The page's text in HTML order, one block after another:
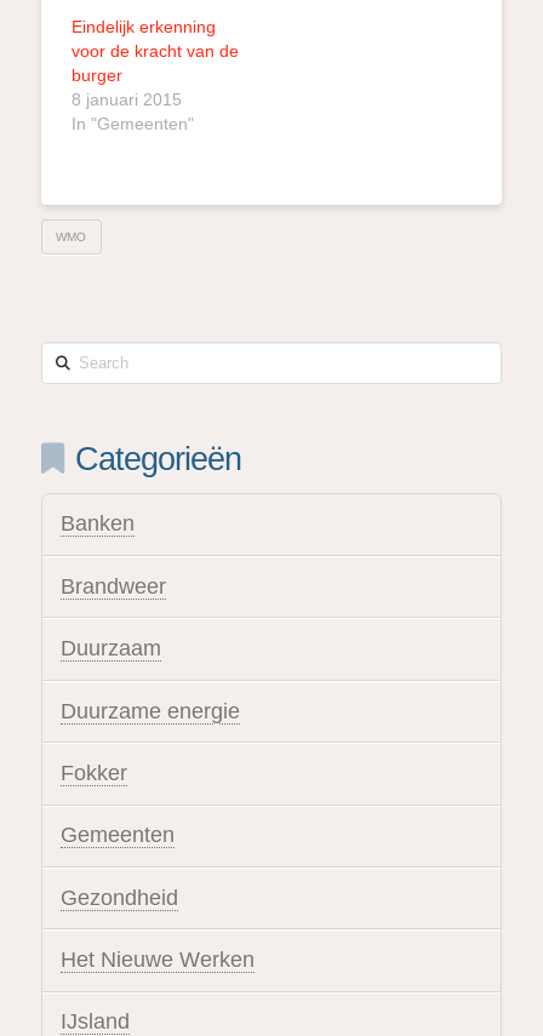
Eindelijk erkenning
voor de kracht van de
burger
8 januari 2015
In "Gemeenten"
WMO
Search
Categorieën
Banken
Brandweer
Duurzaam
Duurzame energie
Fokker
Gemeenten
Gezondheid
Het Nieuwe Werken
IJsland